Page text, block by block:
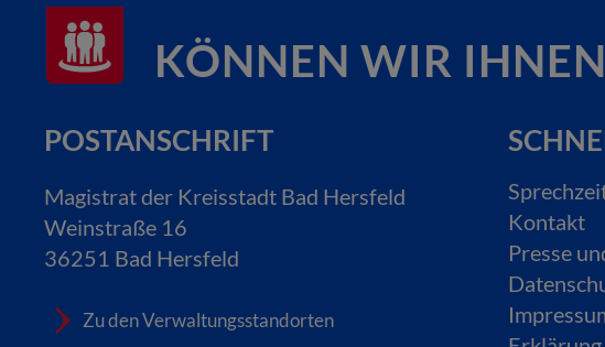
KÖNNEN WIR
POSTANSCHRIFT
Magistrat der Kreisstadt Bad Hersfeld
Weinstraße 16
36251 Bad Hersfeld
Zu den Verwaltungsstandorten
Kontakt
Presse